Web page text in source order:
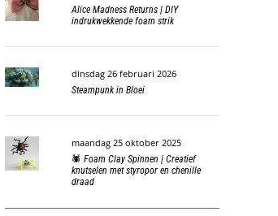
Alice Madness Returns | DIY
indrukwekkende foam strik
dinsdag 26 februari 2026
Steampunk in Bloei
maandag 25 oktober 2025
🕷️ Foam Clay Spinnen | Creatief
knutselen met styropor en chenille
draad